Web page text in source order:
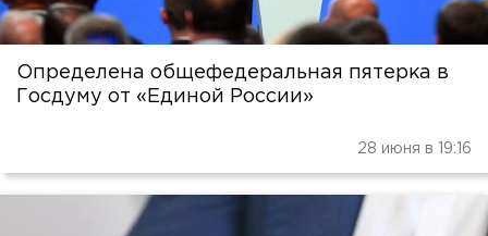
Определена общефедеральная пятерка в
Госдуму от «Единой России»
28 июня в 19:16